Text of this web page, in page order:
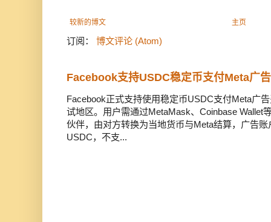
较新的博文 主页
订阅： 博文评论 (Atom)
Facebook支持USDC稳定币支付Meta广
Facebook正式支持使用稳定币USDC支付Meta广
试地区。用户需通过MetaMask、Coinbase Wallet
伙伴，由对方转换为当地货币与Meta结算，广告
USDC，不支...